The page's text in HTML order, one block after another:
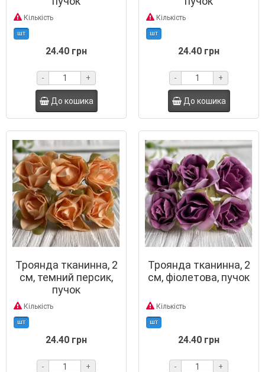
Кількість
шт
24.40 грн
- +
До кошика
Кількість
шт
24.40 грн
- +
До кошика
Троянда тканинна, 2
см, темний персик,
пучок
Кількість
шт
24.40 грн
- +
Троянда тканинна, 2
см, фіолетова, пучок
Кількість
шт
24.40 грн
- +